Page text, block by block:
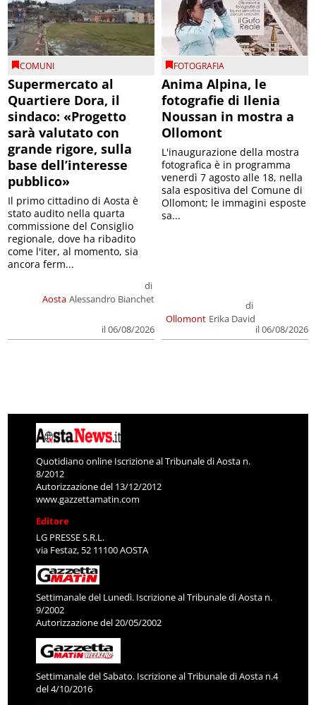
COMUNI
Supermercato al
Quartiere Dora, il
sindaco: «Progetto
sarà valutato con
grande rigore, sulla
base dell’interesse
pubblico»
Aosta
di
Alessandro Bianchet
il 06/08/2026
Il primo cittadino di Aosta è
stato audito nella quarta
commissione del Consiglio
regionale, dove ha ribadito
come l'iter, al momento, sia
ancora ferm...
FOTOGRAFIA
Anima Alpina, le
fotografie di Ilenia
Noussan in mostra a
Ollomont
Ollomont
di
Erika David
il 06/08/2026
L'inaugurazione della mostra
fotografica è in programma
venerdì 7 agosto alle 18, nella
sala espositiva del Comune di
Ollomont; le immagini esposte
sa...
Quotidiano online Iscrizione al Tribunale di Aosta n.
8/2012
Autorizzazione del 13/12/2012
www.gazzettamatin.com
Editore
LG PRESSE S.R.L.
via Festaz, 52 11100 AOSTA
Settimanale del Lunedì. Iscrizione al Tribunale di Aosta n.
9/2002
Autorizzazione del 20/05/2002
Settimanale del Sabato. Iscrizione al Tribunale di Aosta n.4
del 4/10/2016